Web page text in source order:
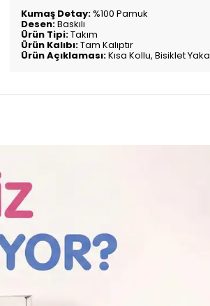
Kumaş Detay:%100 Pamuk
Desen:Baskılı
Ürün Tipi:Takım
Ürün Kalıbı:Tam Kalıptır
Ürün Açıklaması:Kısa Kollu, Bisiklet Yaka